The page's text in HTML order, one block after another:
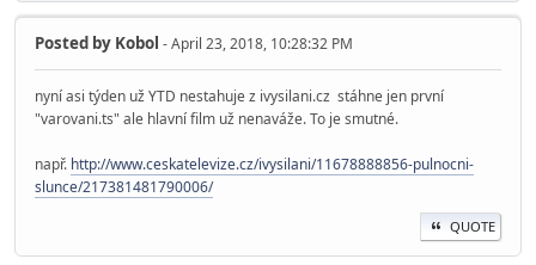
Posted by Kobol - April 23, 2018, 10:28:32 PM
nyní asi týden už YTD nestahuje z ivysilani.cz stáhne jen první
"varovani.ts" ale hlavní film už nenaváže. To je smutné.
např. http://www.ceskatelevize.cz/ivysilani/11678888856-pulnocni-
slunce/217381481790006/
QUOTE